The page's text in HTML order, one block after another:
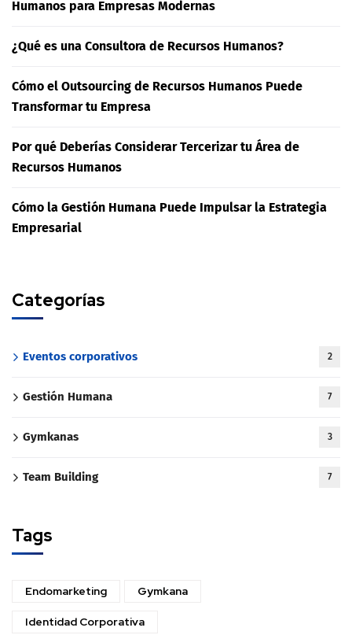
Humanos para Empresas Modernas
¿Qué es una Consultora de Recursos Humanos?
Cómo el Outsourcing de Recursos Humanos Puede
Transformar tu Empresa
Por qué Deberías Considerar Tercerizar tu Área de
Recursos Humanos
Cómo la Gestión Humana Puede Impulsar la Estrategia
Empresarial
Categorías
Eventos corporativos 2
Gestión Humana 7
Gymkanas 3
Team Building 7
Tags
Endomarketing Gymkana
Identidad Corporativa